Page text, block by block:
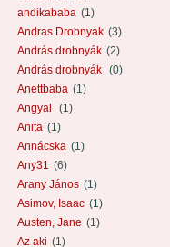
andikababa (1)
Andras Drobnyak (3)
András drobnyák (2)
András drobnyák
(0)
Anettbaba (1)
Angyal
(1)
Anita (1)
Annácska (1)
Any31
(6)
Arany János (1)
Asimov, Isaac (1)
Austen, Jane (1)
Az aki (1)